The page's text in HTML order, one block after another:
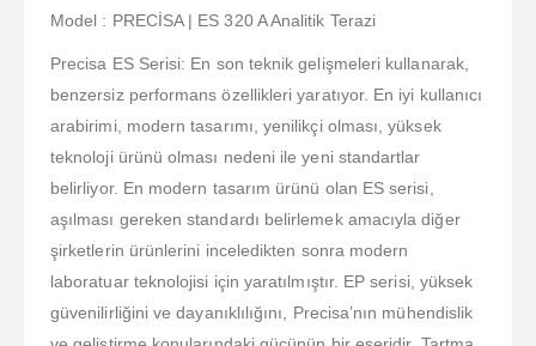
Model : PRECİSA | ES 320 A Analitik Terazi
Precisa ES Serisi: En son teknik gelişmeleri kullanarak,
benzersiz performans özellikleri yaratıyor. En iyi kullanıcı
arabirimi, modern tasarımı, yenilikçi olması, yüksek
teknoloji ürünü olması nedeni ile yeni standartlar
belirliyor. En modern tasarım ürünü olan ES serisi,
aşılması gereken standardı belirlemek amacıyla diğer
şirketlerin ürünlerini inceledikten sonra modern
laboratuar teknolojisi için yaratılmıştır. EP serisi, yüksek
güvenilirliğini ve dayanıklılığını, Precisa’nın mühendislik